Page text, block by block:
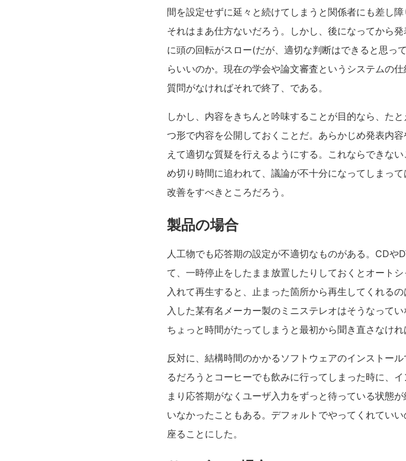
間を設定せずに延々と続けてしまうと関係者にも差し
それはまあ仕方ないだろう。しかし、後になってから
に頭の回転がスロー(だが、適切な判断はできると思っ
らいいのか。現在の学会や論文審査というシステムの
質問がなければそれで終了、である。
しかし、内容をきちんと吟味することが目的なら、た
つ形で内容を公開しておくことだ。あらかじめ発表内
えて適切な質疑を行えるようにする。これならできな
め切り時間に追われて、議論が不十分になってしまっ
改善をすべきところだろう。
製品の場合
人工物でも応答期の設定が不適切なものがある。CD
て、一時停止をしたまま放置したりしておくとオート
入れて再生すると、止まった箇所から再生してくれる
入した某有名メーカー製のミニステレオはそうなって
ちょっと時間がたってしまうと最初から聞き直さなけれ
反対に、結構時間のかかるソフトウェアのインストー
るだろうとコーヒーでも飲みに行ってしまった時に、
まり応答期がなくユーザ入力をずっと待っている状態
いなかったこともある。デフォルトでやってくれてい
座ることにした。